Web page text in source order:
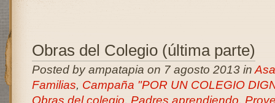
Obras del Colegio (última parte)
Posted by ampatapia on 7 agosto 2013 in
Familias, Campaña "POR UN COLEGIO
Obras del colegio, Padres aprendiendo,